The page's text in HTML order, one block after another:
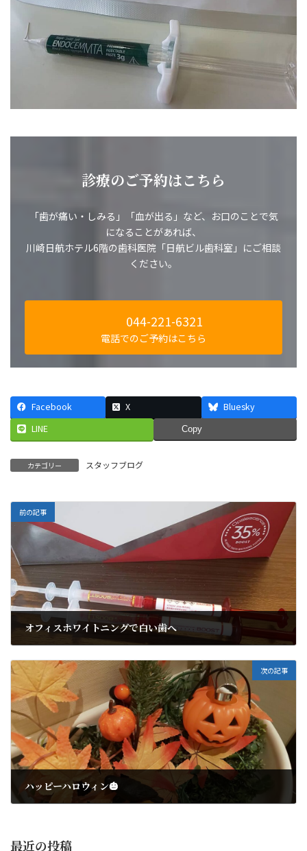
診療のご予約はこちら
「歯が痛い・しみる」「血が出る」など、お口のことで気
になることがあれば、
川崎日航ホテル6階の歯科医院「日航ビル歯科室」にご相談
ください。
044-221-6321
電話でのご予約はこちら
Facebook X
Bluesky
LINE
Copy
カテゴリー スタッフブログ
前の記事
オフィスホワイトニングで白い歯へ
次の記事
ハッピーハロウィン🎃
最近の投稿